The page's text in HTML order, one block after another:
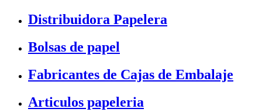
Distribuidora Papelera
Bolsas de papel
Fabricantes de Cajas de Embalaje
Articulos papeleria